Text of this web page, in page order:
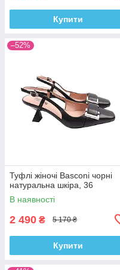
Купити
–52%
Туфлі жіночі Basconi чорні
натуральна шкіра, 36
В наявності
2 490 ₴ 5 170 ₴
Купити